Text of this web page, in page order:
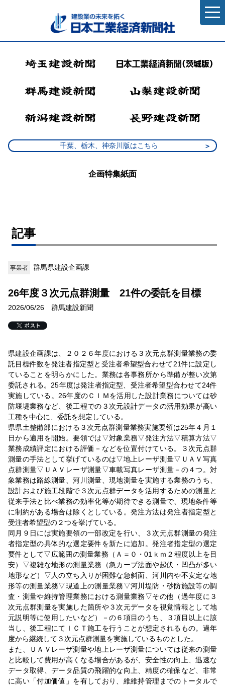
千葉、栃木、神奈川版はこちら
企画特集紙面
記事
事業者 群馬県建設企画課
26年度３次元点群測量 21件の委託を目標
2026/06/26 群馬建設新聞
県建設企画課は、２０２６年度における３次元点群測量業務の委
託目標件数を発注者指定型と受注者希望型合わせて21件に設定し
ていることを明らかにした。業務は各事務所から準備が整い次第
委託される。25年度は発注者指定型、受注者希望型合わせて24件
実施している。26年度のＣＩＭを活用した設計業務については砂
防堰堤業務など、後工程での３次元設計データの活用効果が高い
工種を中心に、委託を想定している。
県県土整備部における３次元点群測量業務実施要領は25年４月１
日から適用を開始。要領では▽対象業務▽発注方法▽積算方法▽
業務成績評定における評価－などを位置付けている。３次元点群
測量の手法として挙げているのは▽地上レーザ測量▽ＵＡＶ写真
点群測量▽ＵＡＶレーザ測量▽車載写真レーザ測量－の４つ。対
象業務は路線測量、河川測量、現地測量を実施する業務のうち、
設計および施工段階で３次元点群データを活用するための測量と
従来手法と比べ業務の効率化等が期待できる測量で、現地条件等
に制約がある場合は除くとしている。発注方法は発注者指定型と
受注者希望型の２つを挙げている。
同月９日には実施要領の一部改定を行い、３次元点群測量の発注
者指定型の具体的な選定要件を新たに追加。発注者指定型の選定
要件として▽広範囲の測量業務（Ａ＝０・01ｋｍ２程度以上を目
安）▽複雑な地形の測量業務（急カーブ法面や起伏・凹凸が多い
地形など）▽人の立ち入りが困難な急斜面、河川内や不安定な地
形等の測量業務▽現道上の測量業務▽河川堤防・砂防施設等の調
査・測量や維持管理業務における測量業務▽その他（過年度に３
次元点群測量を実施した箇所や３次元データを視覚情報として地
元説明等に使用したいなど）－の６項目のうち、３項目以上に該
当し、後工程にてＩＣＴ施工を行うことが想定されるもの。過年
度から継続して３次元点群測量を実施しているものとした。
また、ＵＡＶレーザ測量や地上レーザ測量については従来の測量
と比較して費用が高くなる場合があるが、安全性の向上、迅速な
データ取得、データ品質の飛躍的な向上、精度の確保など、非常
に高い「付加価値」を有しており、維維持管理までのトータルで